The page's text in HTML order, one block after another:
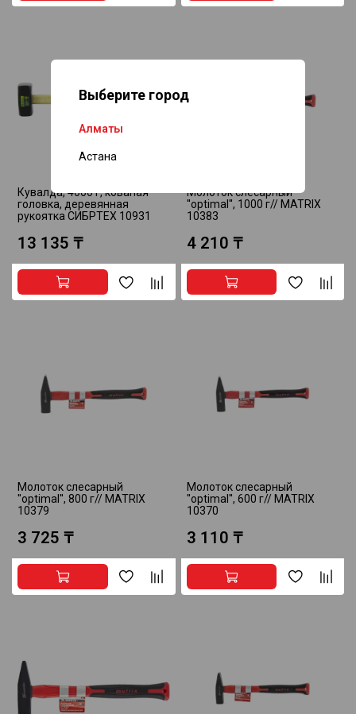
Выберите город
Алматы
Астана
Кувалда, 4000 г, кованая
головка, деревянная
рукоятка СИБРТЕХ 10931
13 135 ₸
Молоток слесарный
''optimal'', 1000 г// MATRIX
10383
4 210 ₸
Молоток слесарный
''optimal'', 800 г// MATRIX
10379
3 725 ₸
Молоток слесарный
''optimal'', 600 г// MATRIX
10370
3 110 ₸